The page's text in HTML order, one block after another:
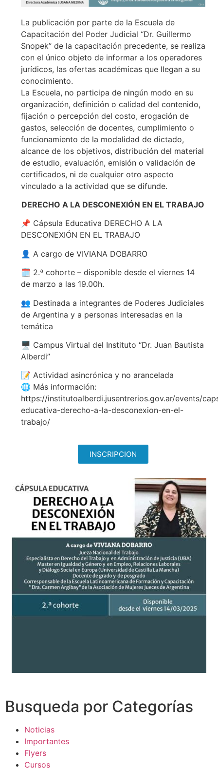
La publicación por parte de la Escuela de
Capacitación del Poder Judicial “Dr. Guillermo
Snopek” de la capacitación precedente, se realiza
con el único objeto de informar a los operadores
jurídicos, las ofertas académicas que llegan a su
conocimiento.
La Escuela, no participa de ningún modo en su
organización, definición o calidad del contenido,
fijación o percepción del costo, erogación de
gastos, selección de docentes, cumplimiento o
funcionamiento de la modalidad de dictado,
alcance de los objetivos, distribución del material
de estudio, evaluación, emisión o validación de
certificados, ni de cualquier otro aspecto
vinculado a la actividad que se difunde.
DERECHO A LA DESCONEXIÓN EN EL TRABAJO
📌 Cápsula Educativa DERECHO A LA
DESCONEXIÓN EN EL TRABAJO
👤 A cargo de VIVIANA DOBARRO
🗓️ 2.ª cohorte – disponible desde el viernes 14
de marzo a las 19.00h.
👥 Destinada a integrantes de Poderes Judiciales
de Argentina y a personas interesadas en la
temática
🖥️ Campus Virtual del Instituto “Dr. Juan Bautista
Alberdi”
📝 Actividad asincrónica y no arancelada
🌐 Más información:
https://institutoalberdi.jusentrerios.gov.ar/events/
educativa-derecho-a-la-desconexion-en-el-
trabajo/
INSCRIPCION
Busqueda por Categorías
Noticias
Importantes
Flyers
Cursos